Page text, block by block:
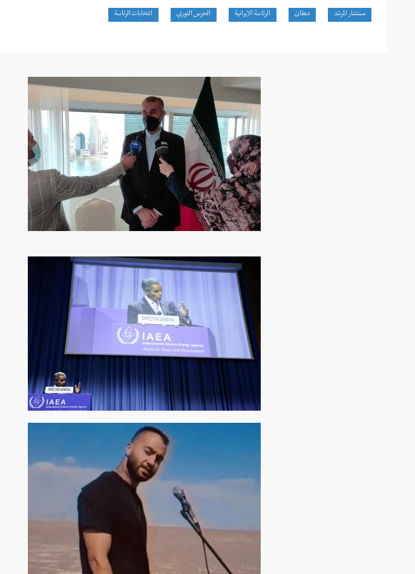
مستشار المرشد دهقان الرئاسة الإيرانية الحرس الثوري انتخابات الرئاسة